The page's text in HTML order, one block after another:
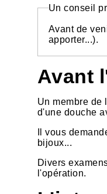
Un conseil
Avant de
apporter...).
Avant
Un membre de
d'une douche
Il vous
bijoux...
Divers
l'opération.